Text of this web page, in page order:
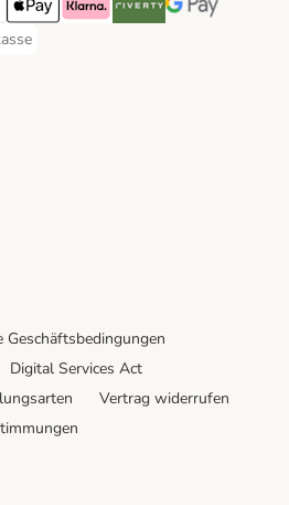
Method
Payment Method
Apple Pay Payment Method
Klarna Payment Method
Riverty Payment Method
Google Pay
Method
Payment Method
Geschäftsbedingungen
Digital Services Act
Vertrag widerrufen